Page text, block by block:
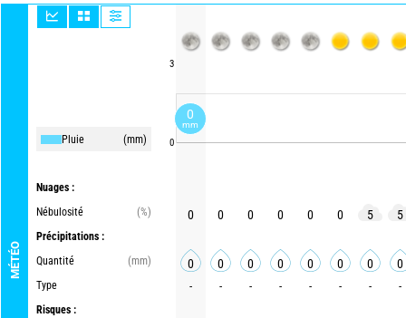
MÉTÉO
Pluie (mm)
Nuages :
Nébulosité
(%)
Précipitations :
Quantité
(mm)
Type
Risques :
3
0
0 0 0 0 0 0 5 5
0 0 0 0 0 0 0 0
- - - - - - - -
0
mm